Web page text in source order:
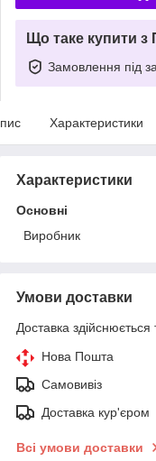
Що таке купити з
Замовлення під
Характеристики
Характеристики
Основні
Виробник
Умови доставки
Доставка здійснюється
Нова Пошта
Самовивіз
Доставка кур'єром
Всі умови доставки